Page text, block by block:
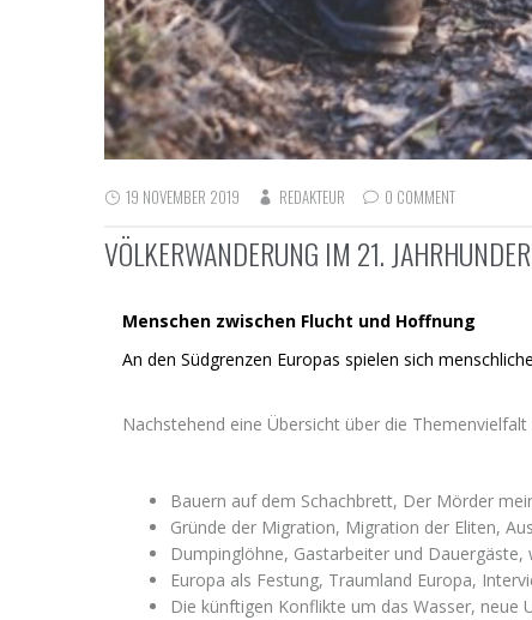
19 NOVEMBER 2019 REDAKTEUR 0 COMMENT
VÖLKERWANDERUNG IM 21.
Menschen zwischen Flucht und Hoffnung
An den Südgrenzen Europas spielen sich
Nachstehend eine Übersicht über die Themenvielfalt
Bauern auf dem Schachbrett, Der Mörder
Gründe der Migration, Migration der Eliten,
Dumpinglöhne, Gastarbeiter und
Europa als Festung, Traumland Europa,
Die künftigen Konflikte um das Wasser, neue